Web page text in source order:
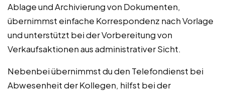
Ablage und Archivierung von Dokumenten,
übernimmst einfache Korrespondenz nach Vorlage
und unterstützt bei der Vorbereitung von
Verkaufsaktionen aus administrativer Sicht.
Nebenbei übernimmst du den Telefondienst bei
Abwesenheit der Kollegen, hilfst bei der